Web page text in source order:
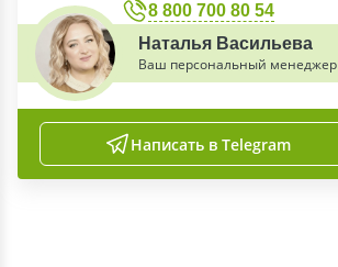
8 800 700 80 54
Наталья Васильева
Ваш персональный менеджер
Написать в Telegram